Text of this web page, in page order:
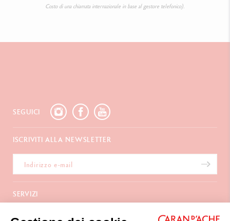
Costo di una chiamata internazionale in base al gestore telefonico).
SEGUICI
ISCRIVITI ALLA NEWSLETTER
SERVIZI
A PROPOSITO